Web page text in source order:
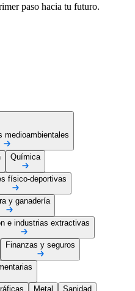
paso hacia tu futuro.
medioambientales
Química
físico-deportivas
y ganadería
e industrias extractivas
Finanzas y seguros
Metal Sanidad